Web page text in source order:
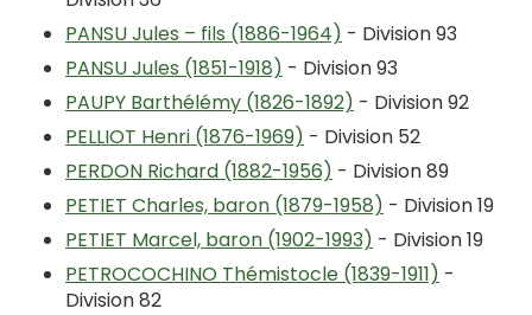
PANSU Jules – fils (1886-1964) - Division 93
PANSU Jules (1851-1918) - Division 93
PAUPY Barthélémy (1826-1892) - Division 92
PELLIOT Henri (1876-1969) - Division 52
PERDON Richard (1882-1956) - Division 89
PETIET Charles, baron (1879-1958) - Division 19
PETIET Marcel, baron (1902-1993) - Division 19
PETROCOCHINO Thémistocle (1839-1911) -
Division 82